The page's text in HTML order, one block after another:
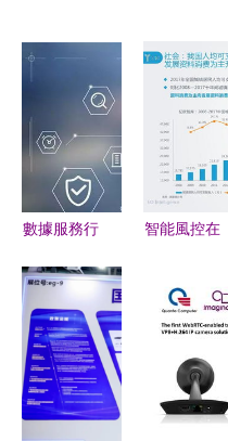
共赴量子科
技與產業應
知識服務
關鍵技術、
應用及技術
服務全景
數據服務行
應用創新與
技術驅動下
的廣闊前景
智能風控在
年應用演進
與技術驅動